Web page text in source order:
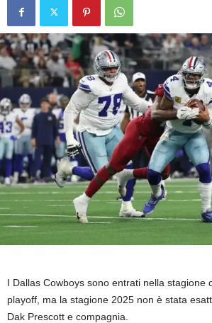
I Dallas Cowboys sono entrati nella stagione
playoff, ma la stagione 2025 non è stata
Dak Prescott e compagnia.